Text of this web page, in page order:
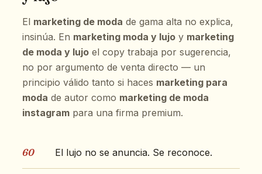
El marketing de moda de gama alta no explica,
insinúa. En marketing moda y lujo y marketing
de moda y lujo el copy trabaja por sugerencia,
no por argumento de venta directo — un
principio válido tanto si haces marketing para
moda de autor como marketing de moda
instagram para una firma premium.
60 El lujo no se anuncia. Se reconoce.